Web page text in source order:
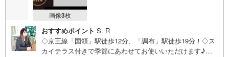
画像3枚
おすすめポイント S. R
◇京王線「国領」駅徒歩12分、「調布」駅徒歩19分！◇ス
カイテラス付きで季節にあわせてお使いいただけます♪◇